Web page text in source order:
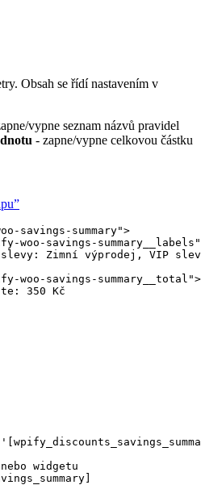
Obsah se řídí nastavením v
vypne seznam názvů pravidel
- zapne/vypne celkovou částku
savings-summary">
woo-savings-summary__labels "
slevy: Zimní výprodej, VIP
woo-savings-summary__total ">
350 Kč
'
widgetu
]